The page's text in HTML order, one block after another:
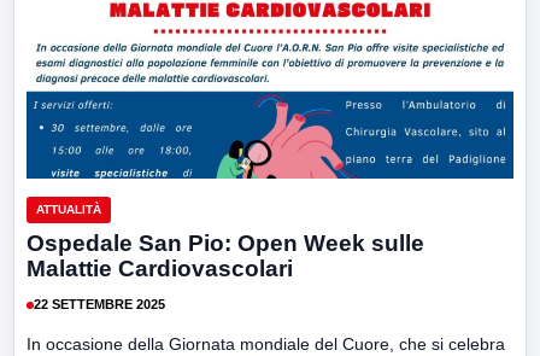
ATTUALITÀ
Ospedale San Pio: Open Week sulle
Malattie Cardiovascolari
22 SETTEMBRE 2025
In occasione della Giornata mondiale del Cuore, che si celebra